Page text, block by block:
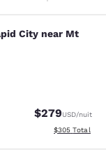
City
City near Mt
$279USD/nuit
Afficher les
$305 Total